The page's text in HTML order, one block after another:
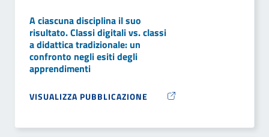
A ciascuna disciplina il suo
risultato. Classi digitali vs. classi
a didattica tradizionale: un
confronto negli esiti degli
apprendimenti
VISUALIZZA PUBBLICAZIONE